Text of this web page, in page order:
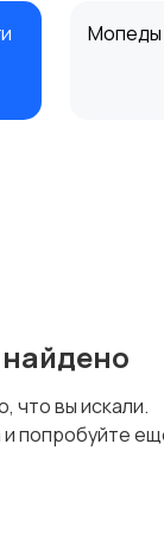
Мопеды
что вы искали.
попробуйте